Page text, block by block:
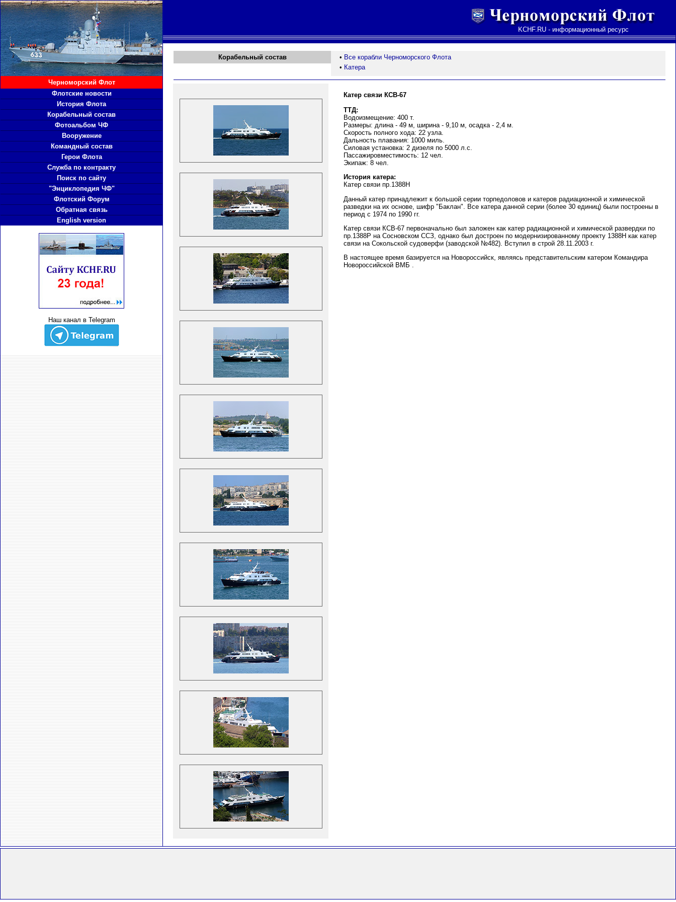
Черноморский Флот
Флотские новости
История Флота
Корабельный состав
Фотоальбом ЧФ
Вооружение
Командный состав
Герои Флота
Служба по контракту
Поиск по сайту
"Энциклопедия ЧФ"
Флотский Форум
Обратная связь
English version
Наш канал в Telegram
KCHF.RU - информационный ресурс
Корабельный состав • Все корабли Черноморского Флота
• Катера
Катер связи КСВ-67
ТТД:
Водоизмещение: 400 т.
Размеры: длина - 49 м, ширина - 9,10 м, осадка - 2,4 м.
Скорость полного хода: 22 узла.
Дальность плавания: 1000 миль.
Силовая установка: 2 дизеля по 5000 л.с.
Пассажировместимость: 12 чел.
Экипаж: 8 чел.
История катера:
Катер связи пр.1388Н
Данный катер принадлежит к большой серии торпедоловов и катеров радиационной и химической
разведки на их основе, шифр "Баклан". Все катера данной серии (более 30 единиц) были построены в
период с 1974 по 1990 гг.
Катер связи КСВ-67 первоначально был заложен как катер радиационной и химической развердки по
пр.1388Р на Сосновском ССЗ, однако был достроен по модернизированному проекту 1388Н как катер
связи на Сокольской судоверфи (заводской №482). Вступил в строй 28.11.2003 г.
В настоящее время базируется на Новороссийск, являясь представительским катером Командира
Новороссийской ВМБ .